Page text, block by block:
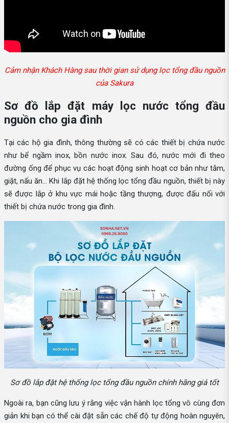
Cảm nhận Khách Hàng sau thời gian sử dụng lọc tổng đầu nguồn
của Sakura
Sơ đồ lắp đặt máy lọc nước tổng đầu
nguồn cho gia đình
Tại các hộ gia đình, thông thường sẽ có các thiết bị chứa nước
như bể ngầm inox, bồn nước inox. Sau đó, nước mới đi theo
đường ống để phục vụ các hoạt động sinh hoạt cơ bản như tắm,
giặt, nấu ăn... Khi lắp đặt hệ thống lọc tổng đầu nguồn, thiết bị này
sẽ được lắp ở khu vực mái hoặc tầng thượng, được đấu nối với
thiết bị chứa nước trong gia đình.
Sơ đồ lắp đặt hệ thống lọc tổng đầu nguồn chính hãng giá tốt
Ngoài ra, bạn cũng lưu ý rằng việc vận hành lọc tổng vô cùng đơn
giản khi bạn có thể cài đặt sẵn các chế độ tự động hoàn nguyên,